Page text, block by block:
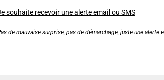
souhaite recevoir une alerte email ou SMS
de mauvaise surprise, pas de démarchage, juste une alerte